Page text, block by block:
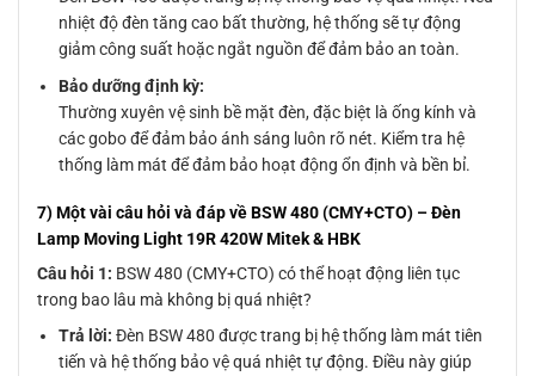
nhiệt độ đèn tăng cao bất thường, hệ thống sẽ tự động
giảm công suất hoặc ngắt nguồn để đảm bảo an toàn.
Bảo dưỡng định kỳ:
Thường xuyên vệ sinh bề mặt đèn, đặc biệt là ống kính và
các gobo để đảm bảo ánh sáng luôn rõ nét. Kiểm tra hệ
thống làm mát để đảm bảo hoạt động ổn định và bền bỉ.
7) Một vài câu hỏi và đáp về BSW 480 (CMY+CTO) – Đèn
Lamp Moving Light 19R 420W Mitek & HBK
Câu hỏi 1: BSW 480 (CMY+CTO) có thể hoạt động liên tục
trong bao lâu mà không bị quá nhiệt?
Trả lời: Đèn BSW 480 được trang bị hệ thống làm mát tiên
tiến và hệ thống bảo vệ quá nhiệt tự động. Điều này giúp